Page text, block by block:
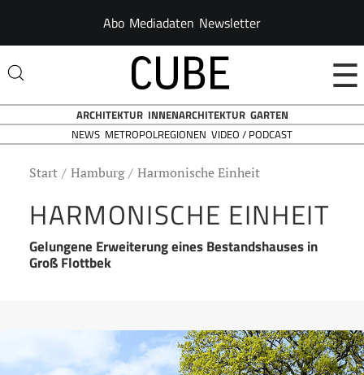
Abo Mediadaten Newsletter
☰
ARCHITEKTUR INNENARCHITEKTUR GARTEN
NEWS METROPOLREGIONEN VIDEO / PODCAST
Start Hamburg Harmonische Einheit
HARMONISCHE EINHEIT
Gelungene Erweiterung eines Bestandshauses in
Groß Flottbek